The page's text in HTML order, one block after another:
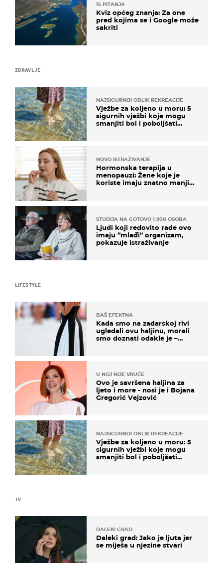
ZDRAVLJE
NAJSIGURNIJI OBLIK REKREACIJE
Vježbe za koljeno u moru: 5
sigurnih vježbi koje mogu
smanjiti bol i poboljšati
NOVO ISTRAŽIVANJE
Hormonska terapija u
menopauzi: Žene koje je
koriste imaju znatno manji
STUDIJA NA GOTOVO 1.900 OSOBA
Ljudi koji redovito rade ovo
imaju “mlađi” organizam,
pokazuje istraživanje
TV
DALEKI GRAD
Daleki grad: Jako je ljuta jer
se miješa u njezine stvari
15 PITANJA
Kviz općeg znanja: Za one
pred kojima se i Google može
sakriti
LIFESTYLE
BAŠ EFEKTNA
Kada smo na zadarskoj rivi
ugledali ovu haljinu, morali
smo doznati odakle je –
U NOJ NIJE VRUĆE
Ovo je savršena haljina za
ljeto i more - nosi je i Bojana
Gregorić Vejzović
NAJSIGURNIJI OBLIK REKREACIJE
Vježbe za koljeno u moru: 5
sigurnih vježbi koje mogu
smanjiti bol i poboljšati